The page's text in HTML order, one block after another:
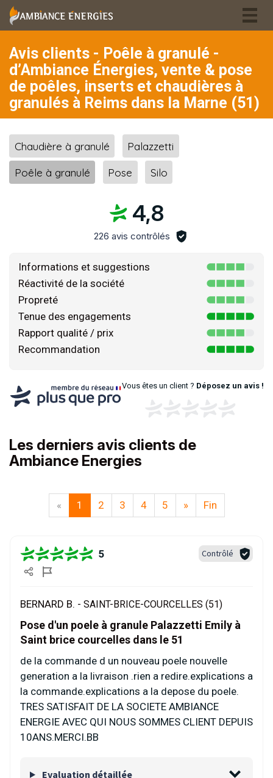
Avis clients - Poêle à granulé -
d’Ambiance Énergies, vente & pose
de poêles, inserts et chaudières à
granulés à Reims dans la Marne (51)
Chaudière à granulé Palazzetti
Poêle à granulé Pose Silo
4,8
226 avis contrôlés
Informations et suggestions
Réactivité de la société
Propreté
Tenue des engagements
Rapport qualité / prix
Recommandation
Vous êtes un client ? Déposez un avis !
Les derniers avis clients de
Ambiance Energies
« 1 2 3 4 5 » Fin
5 Contrôlé
BERNARD B. - SAINT-BRICE-COURCELLES (51)
Pose d'un poele à granule Palazzetti Emily à
Saint brice courcelles dans le 51
de la commande d un nouveau poele nouvelle
generation a la livraison .rien a redire.explications a
la commande.explications a la depose du poele.
TRES SATISFAIT DE LA SOCIETE AMBIANCE
ENERGIE AVEC QUI NOUS SOMMES CLIENT DEPUIS
10ANS.MERCI.BB
Evaluation détaillée